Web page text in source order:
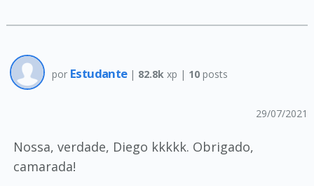
por Estudante | 82.8kxp | 10posts
29/07/2021
Nossa, verdade, Diego kkkkk. Obrigado,
camarada!